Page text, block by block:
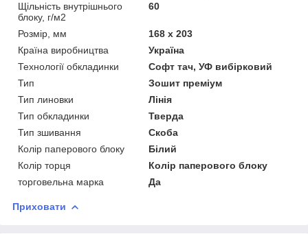
Щільність внутрішнього
блоку, г/м2
60
Розмір, мм
168 х 203
Країна виробництва
Україна
Технології обкладинки
Софт тач, УФ вибірковий
Тип
Зошит преміум
Тип линовки
Лінія
Тип обкладинки
Тверда
Тип зшивання
Скоба
Колір паперового блоку
Білий
Колір торця
Колір паперового блоку
торговельна марка
Да
Приховати